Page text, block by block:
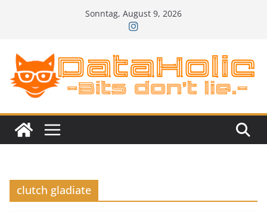
Sonntag, August 9, 2026
clutch gladiate